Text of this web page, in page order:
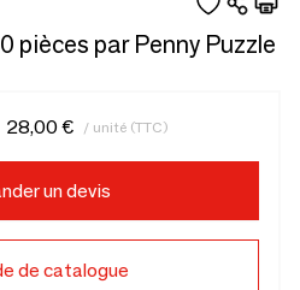
pièces par Penny Puzzle
28,00 € / unité (TTC)
un devis
de catalogue